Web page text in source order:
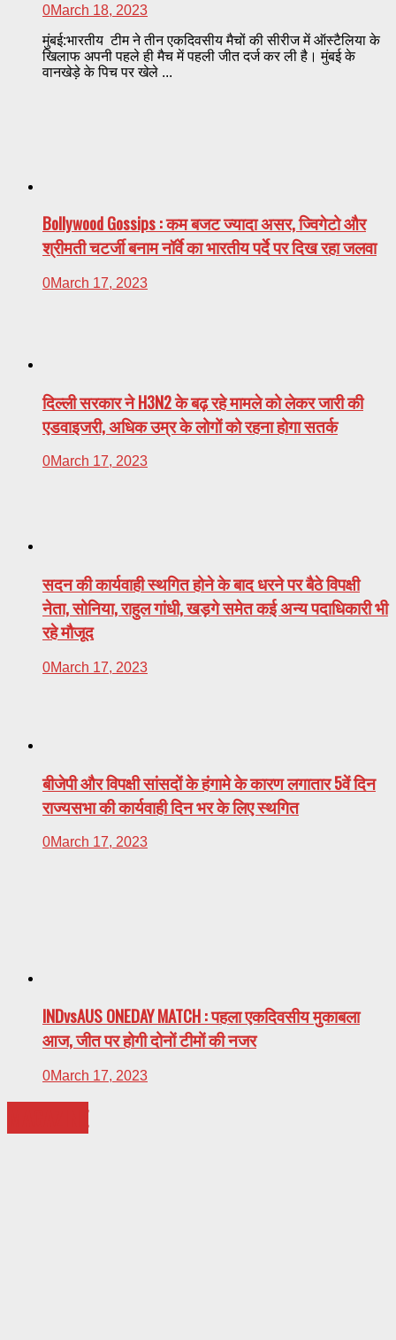
0March 18, 2023
मुंबई:भारतीय टीम ने तीन एकदिवसीय मैचों की सीरीज में ऑस्टैलिया के
खिलाफ अपनी पहले ही मैच में पहली जीत दर्ज कर ली है। मुंबई के
वानखेड़े के पिच पर खेले ...
Bollywood Gossips : कम बजट ज्यादा असर, ज्विगेटो और
श्रीमती चटर्जी बनाम नॉर्वे का भारतीय पर्दे पर दिख रहा जलवा
0March 17, 2023
दिल्ली सरकार ने H3N2 के बढ़ रहे मामले को लेकर जारी की
एडवाइजरी, अधिक उम्र के लोगों को रहना होगा सतर्क
0March 17, 2023
सदन की कार्यवाही स्थगित होने के बाद धरने पर बैठे विपक्षी
नेता, सोनिया, राहुल गांधी, खड़गे समेत कई अन्य पदाधिकारी भी
रहे मौजूद
0March 17, 2023
बीजेपी और विपक्षी सांसदों के हंगामे के कारण लगातार 5वें दिन
राज्यसभा की कार्यवाही दिन भर के लिए स्थगित
0March 17, 2023
INDvsAUS ONEDAY MATCH : पहला एकदिवसीय मुकाबला
आज, जीत पर होगी दोनों टीमों की नजर
0March 17, 2023